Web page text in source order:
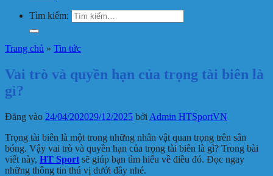
Tìm kiếm:
Trang chủ » Tin tức
Vai trò và quyền hạn của trọng tài biên là
gì?
Đăng vào 24/04/202029/12/2025 bởi Admin HTSportVN
Trọng tài biên là một trong những nhân vật quan trọng trên sân
bóng. Vậy vai trò và quyền hạn của trọng tài biên là gì? Trong bài
viết này, HT Sport sẽ giúp bạn tìm hiểu về điều đó. Đọc ngay
những thông tin thú vị dưới đây nhé.